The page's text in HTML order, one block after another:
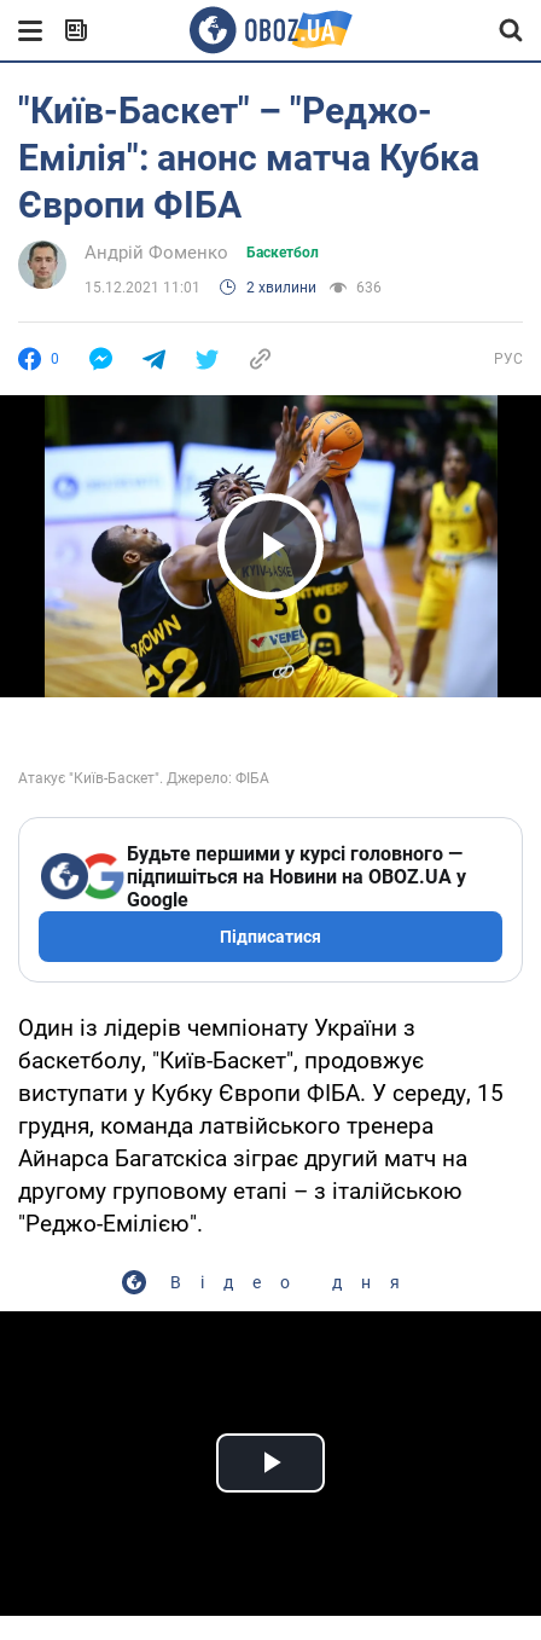
"Київ-Баскет" – "Реджо-
Емілія": анонс матча Кубка
Європи ФІБА
Андрій Фоменко Баскетбол
15.12.2021 11:01 2 хвилини 636
0 РУС
Play Video
Будьте першими у курсі головного —
підпишіться на Новини на OBOZ.UA у
Google
Підписатися
Один із лідерів чемпіонату України з
баскетболу, "Київ-Баскет", продовжує
виступати у Кубку Європи ФІБА. У середу, 15
грудня, команда латвійського тренера
Айнарса Багатскіса зіграє другий матч на
другому груповому етапі – з італійською
"Реджо-Емілією".
Відео дня
Play Video